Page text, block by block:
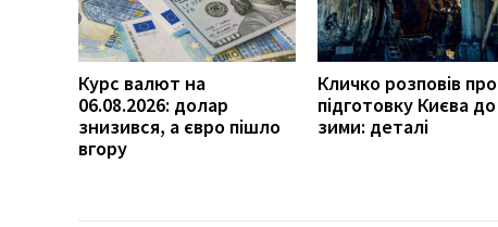
Курс валют на
06.08.2026: долар
знизився, а євро пішло
вгору
Кличко розповів про
підготовку Києва до
зими: деталі